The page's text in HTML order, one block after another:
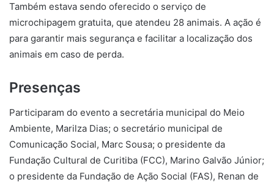
Também estava sendo oferecido o serviço de
microchipagem gratuita, que atendeu 28 animais. A ação é
para garantir mais segurança e facilitar a localização dos
animais em caso de perda.
Presenças
Participaram do evento a secretária municipal do Meio
Ambiente, Marilza Dias; o secretário municipal de
Comunicação Social, Marc Sousa; o presidente da
Fundação Cultural de Curitiba (FCC), Marino Galvão Júnior;
o presidente da Fundação de Ação Social (FAS), Renan de